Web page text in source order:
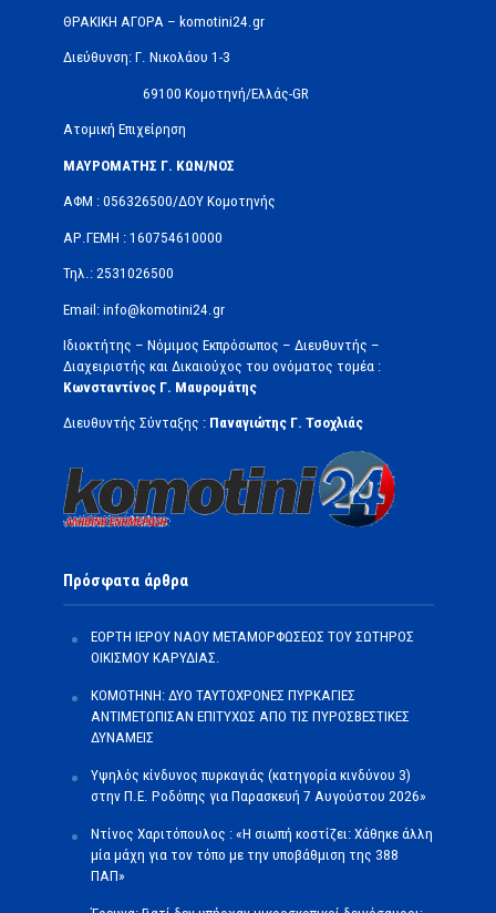
ΘΡΑΚΙΚΗ ΑΓΟΡΑ – komotini24.gr
Διεύθυνση: Γ. Νικολάου 1-3
69100 Κομοτηνή/Ελλάς-GR
Ατομική Επιχείρηση
ΜΑΥΡΟΜΑΤΗΣ Γ. ΚΩΝ/ΝΟΣ
ΑΦΜ : 056326500/ΔOΥ Κομοτηνής
ΑΡ.ΓΕΜΗ : 160754610000
Τηλ.: 2531026500
Email: info@komotini24.gr
Ιδιοκτήτης – Νόμιμος Εκπρόσωπος – Διευθυντής –
Διαχειριστής και Δικαιούχος του ονόματος τομέα :
Κωνσταντίνος Γ. Μαυρομάτης
Διευθυντής Σύνταξης : Παναγιώτης Γ. Τσοχλιάς
Πρόσφατα άρθρα
ΕΟΡΤΗ ΙΕΡΟΥ ΝΑΟΥ ΜΕΤΑΜΟΡΦΩΣΕΩΣ ΤΟΥ ΣΩΤΗΡΟΣ
ΟΙΚΙΣΜΟΥ ΚΑΡΥΔΙΑΣ.
ΚΟΜΟΤΗΝΗ: ΔΥΟ ΤΑΥΤΟΧΡΟΝΕΣ ΠΥΡΚΑΓΙΕΣ
ΑΝΤΙΜΕΤΩΠΙΣΑΝ ΕΠΙΤΥΧΩΣ ΑΠΟ ΤΙΣ ΠΥΡΟΣΒΕΣΤΙΚΕΣ
ΔΥΝΑΜΕΙΣ
Υψηλός κίνδυνος πυρκαγιάς (κατηγορία κινδύνου 3)
στην Π.Ε. Ροδόπης για Παρασκευή 7 Αυγούστου 2026»
Ντίνος Χαριτόπουλος : «Η σιωπή κοστίζει: Χάθηκε άλλη
μία μάχη για τον τόπο με την υποβάθμιση της 388
ΠΑΠ»